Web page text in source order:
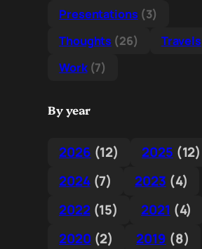
Presentations(3)
Thoughts (26) Travels
Work(7)
By year
2026 (12) 2025 (12)
2024(7) 2023 (4)
2022(15) 2021 (4)
2020(2) 2019 (8)